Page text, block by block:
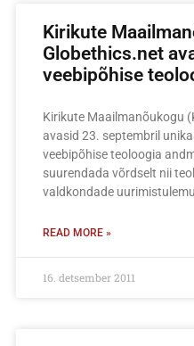
Kirikute
Globethics.net
veebipõhise
Kirikute Maailmanõukogu
avasid 23. septembril
veebipõhise teoloogia
suurendada võrdselt nii
valdkondade
READ MORE »
16. detsember 2011